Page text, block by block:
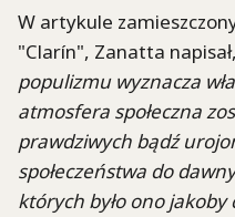
W artykule
"Clarín", Zanatta
populizmu wyznacza
atmosfera społeczna
prawdziwych bądź
społeczeństwa do
których było ono